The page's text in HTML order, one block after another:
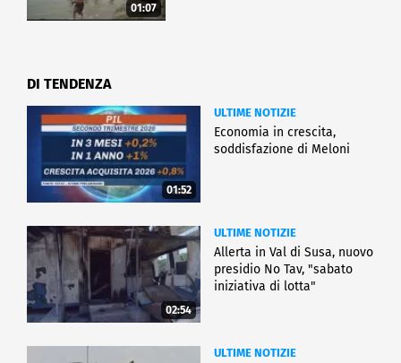
01:07
DI TENDENZA
01:52
ULTIME NOTIZIE
Economia in crescita,
soddisfazione di Meloni
02:54
ULTIME NOTIZIE
Allerta in Val di Susa, nuovo
presidio No Tav, "sabato
iniziativa di lotta"
ULTIME NOTIZIE